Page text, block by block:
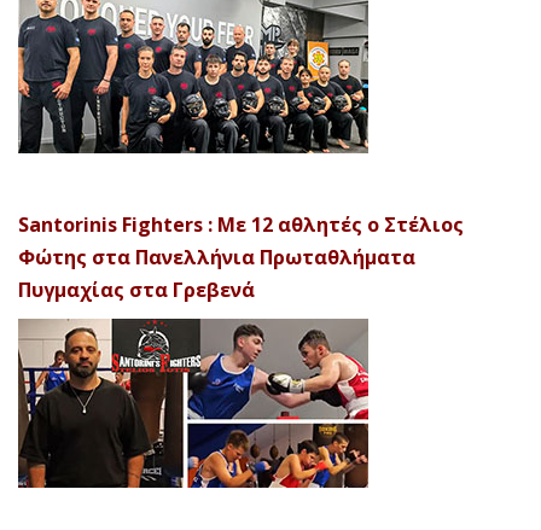
Santorinis Fighters : Με 12 αθλητές ο Στέλιος
Φώτης στα Πανελλήνια Πρωταθλήματα
Πυγμαχίας στα Γρεβενά